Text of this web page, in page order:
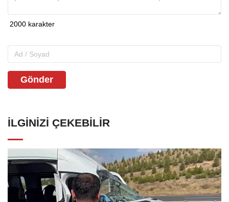
Gönder
İLGINIZI ÇEKEBILIR